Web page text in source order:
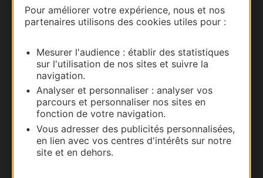
Pour améliorer votre expérience, nous et nos
partenaires utilisons des cookies utiles pour :
Mesurer l'audience : établir des statistiques
sur l'utilisation de nos sites et suivre la
navigation.
Analyser et personnaliser : analyser vos
parcours et personnaliser nos sites en
fonction de votre navigation.
Vous adresser des publicités personnalisées,
en lien avec vos centres d'intérêts sur notre
site et en dehors.
Documentation
Thermalisme